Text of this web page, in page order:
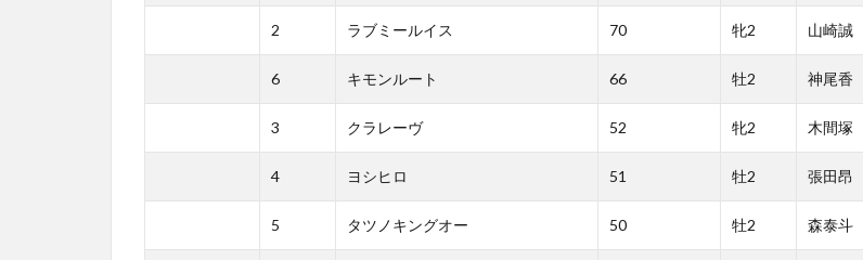
2 ラブミールイス 70 牝2 山崎誠
6 キモンルート 66 牡2 神尾香
3 クラレーヴ 52 牝2 木間塚
4 ヨシヒロ 51 牡2 張田昂
5 タツノキングオー 50 牡2 森泰斗